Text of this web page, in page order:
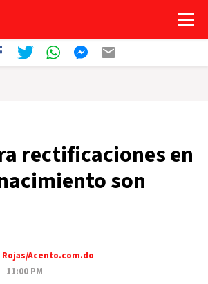
rectificaciones en
son
Acento.com.do
11:00 PM